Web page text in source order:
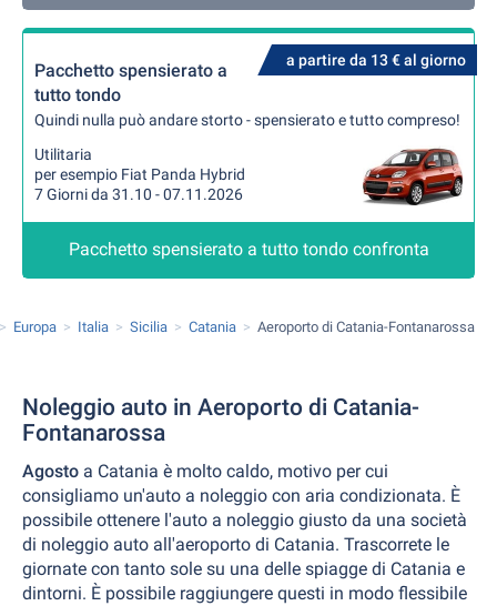
a partire da 13 € al giorno
Pacchetto spensierato a
tutto tondo
Quindi nulla può andare storto - spensierato e tutto compreso!
Utilitaria
per esempio Fiat Panda Hybrid
7 Giorni da 31.10 - 07.11.2026
Pacchetto spensierato a tutto tondo confronta
Europa Italia Sicilia Catania Aeroporto di Catania-Fontanarossa
Noleggio auto in Aeroporto di Catania-
Fontanarossa
Agosto a Catania è molto caldo, motivo per cui
consigliamo un'auto a noleggio con aria condizionata. È
possibile ottenere l'auto a noleggio giusto da una società
di noleggio auto all'aeroporto di Catania. Trascorrete le
giornate con tanto sole su una delle spiagge di Catania e
dintorni. È possibile raggiungere questi in modo flessibile